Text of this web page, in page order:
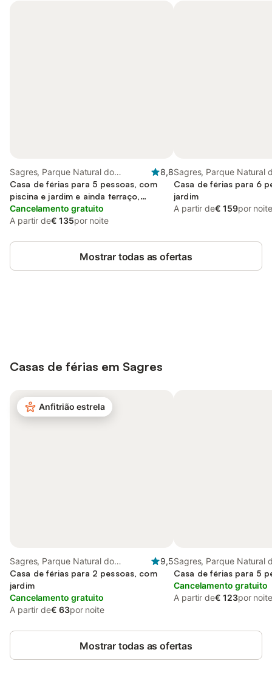
Sagres, Parque Natural do
Sudoeste Alentejano e Costa
Vicentina
8,8
Casa de férias para 5 pessoas, com
piscina e jardim e ainda terraço,
adaptado a crianças
Cancelamento gratuito
A partir de€ 135por noite
Sagres, Parque Natural
Sudoeste Alentejano e
Vicentina
Casa de férias para 6
jardim
A partir de€ 159por noite
Mostrar todas as ofertas
Casas de férias em Sagres
Anfitrião estrela
Sagres, Parque Natural do
Sudoeste Alentejano e Costa
Vicentina
9,5
Casa de férias para 2 pessoas, com
jardim
Cancelamento gratuito
A partir de€ 63por noite
Sagres, Parque Natural
Sudoeste Alentejano e
Vicentina
Casa de férias para 5
Cancelamento gratuito
A partir de€ 123por noite
Mostrar todas as ofertas